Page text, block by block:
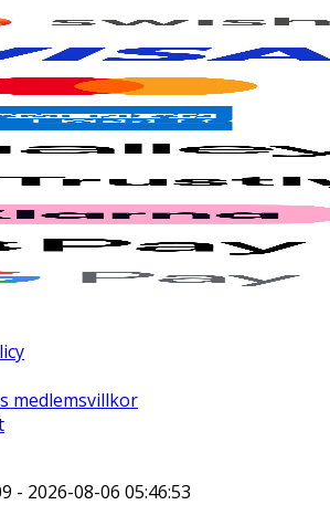
medlemsvillkor
- 2026-08-06 05:46:53